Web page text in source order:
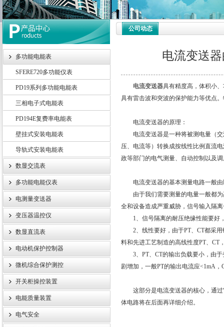
江苏斯菲尔电气股份有限公司
多功能电能表
SFERE720多功能仪表
PD19系列多功能电能表
三相电子式电能表
PD194E复费率电能表
壁挂式安装电能表
导轨式安装电能表
数显交流表
多功能电能仪表
电测量变送器
变压器温控仪
数显直流表
电动机保护控制器
微机综合保护测控
开关柜操控装置
电能质量装置
电气安全
公司动态
电流变送
电流变送器具有精度高，体积小
具有雷击波和突波的保护能力等优点
电流变送器的原理：
电流变送器是一种将被测电量（交
压、电流等）转换成按线性比例直流
政等部门的电气测量、自动控制以及
电流变送器的基本测量电路一般由
由于我们需要测量的电量一般都为
全和设备造成严重威胁，信号输入隔
1、信号隔离的耐压绝缘性能要好
2、线性要好，由于PT、CT都采用
料和先进工艺制造的高线性度PT、CT
3、PT、CT的输出负载要小，由于
剧增加，一般PT的输出电流应<1mA
这部分是电流变送器的核心，通过
体电路将在后面再详细介绍。